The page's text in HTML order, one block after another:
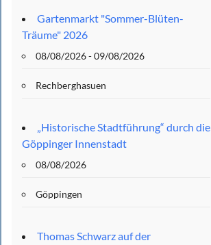
Gartenmarkt "Sommer-Blüten-
Träume" 2026
08/08/2026 - 09/08/2026
Rechberghasuen
„Historische Stadtführung“ durch die
Göppinger Innenstadt
08/08/2026
Göppingen
Thomas Schwarz auf der